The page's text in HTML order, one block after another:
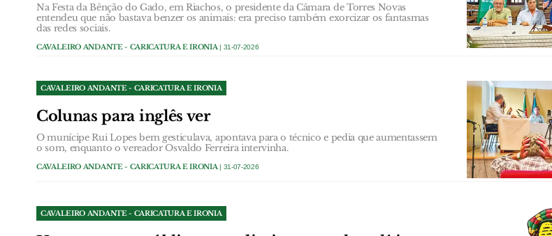
Na Festa da Bênção do Gado, em Riachos, o presidente da Câmara de Torres Novas
entendeu que não bastava benzer os animais: era preciso também exorcizar os fantasmas
das redes sociais.
CAVALEIRO ANDANTE - CARICATURA E IRONIA | 31-07-2026
CAVALEIRO ANDANTE - CARICATURA E IRONIA
Colunas para inglês ver
O munícipe Rui Lopes bem gesticulava, apontava para o técnico e pedia que aumentassem
o som, enquanto o vereador Osvaldo Ferreira intervinha.
CAVALEIRO ANDANTE - CARICATURA E IRONIA | 31-07-2026
CAVALEIRO ANDANTE - CARICATURA E IRONIA